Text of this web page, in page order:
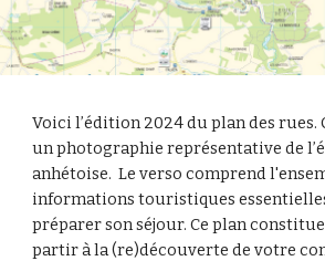
Voici l’édition 2024 du plan des rues.
un photographie représentative de
anhétoise. Le verso comprend
informations touristiques
préparer son séjour. Ce plan
partir à la (re)découverte de votre